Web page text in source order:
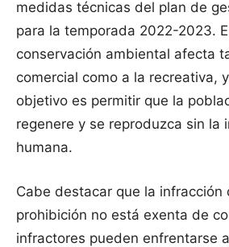
medidas técnicas del plan de
para la temporada 2022-2023.
conservación ambiental afecta
comercial como a la recreativa,
objetivo es permitir que la
regenere y se reproduzca sin la
humana.
Cabe destacar que la infracción
prohibición no está exenta de
infractores pueden enfrentarse